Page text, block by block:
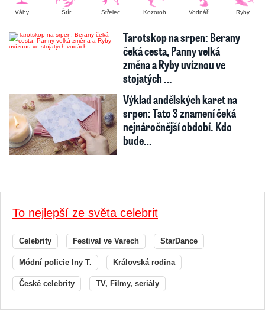
Váhy Štír Střelec Kozoroh Vodnář Ryby
Tarotskop na srpen: Berany
čeká cesta, Panny velká
změna a Ryby uvíznou ve
stojatých …
Výklad andělských karet na
srpen: Tato 3 znamení čeká
nejnáročnější období. Kdo
bude…
To nejlepší ze světa celebrit
Celebrity Festival ve Varech StarDance
Módní policie Iny T. Královská rodina
České celebrity TV, Filmy, seriály